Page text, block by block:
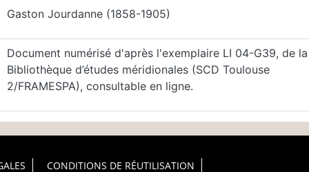
Gaston Jourdanne (1858-1905)
Document numérisé d'après l'exemplaire LI 04-G39, de la
Bibliothèque d’études méridionales (SCD Toulouse
2/FRAMESPA), consultable en ligne.
CONDITIONS DE RÉUTILISATION